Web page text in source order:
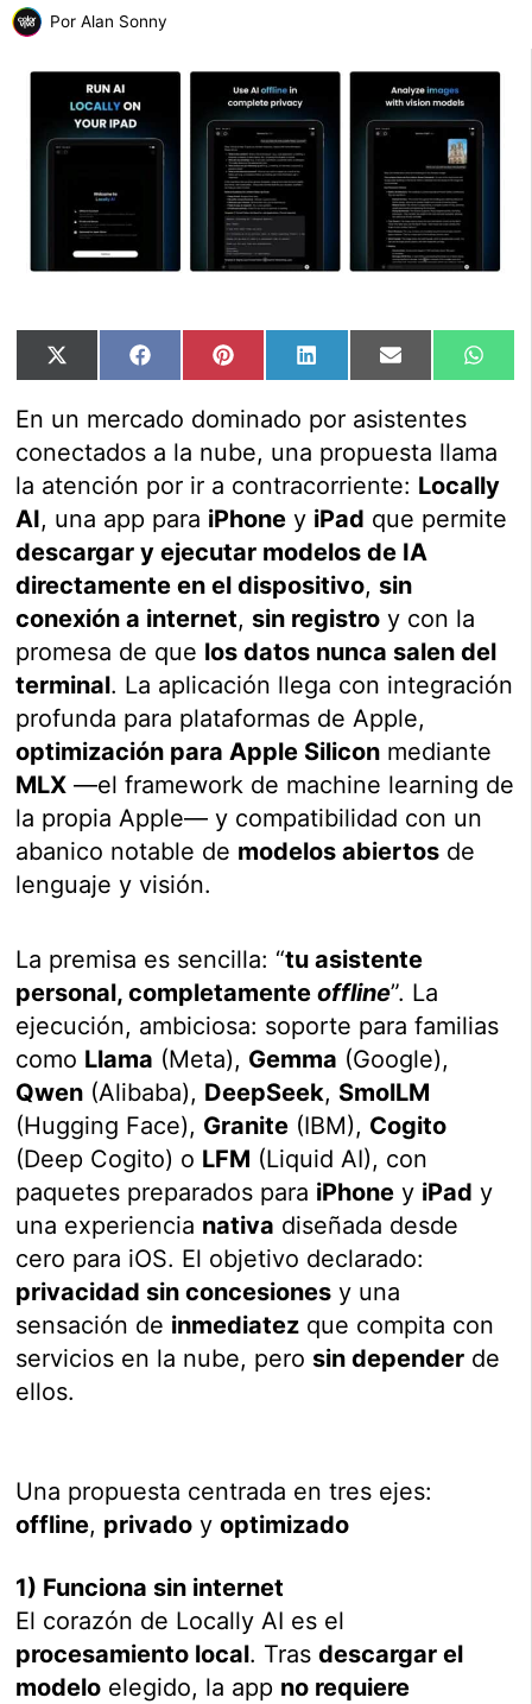
Por Alan Sonny
Compartir
en
X
(Twitter)
Compartir
en
FacebookCompartir
en
PinterestCompartir
en
LinkedInCompartir
en
Email
en
En un mercado dominado por asistentes
conectados a la nube, una propuesta llama
la atención por ir a contracorriente: Locally
AI, una app para iPhone y iPad que permite
descargar y ejecutar modelos de IA
directamente en el dispositivo, sin
conexión a internet, sin registro y con la
promesa de que los datos nunca salen del
terminal. La aplicación llega con integración
profunda para plataformas de Apple,
optimización para Apple Silicon mediante
MLX —el framework de machine learning de
la propia Apple— y compatibilidad con un
abanico notable de modelos abiertos de
lenguaje y visión.
La premisa es sencilla: “tu asistente
personal, completamenteoffline”. La
ejecución, ambiciosa: soporte para familias
como Llama (Meta), Gemma (Google),
Qwen (Alibaba), DeepSeek, SmolLM
(Hugging Face), Granite (IBM), Cogito
(Deep Cogito) o LFM (Liquid AI), con
paquetes preparados para iPhone y iPad y
una experiencia nativa diseñada desde
cero para iOS. El objetivo declarado:
privacidad sin concesiones y una
sensación de inmediatez que compita con
servicios en la nube, pero sin depender de
ellos.
Una propuesta centrada en tres ejes:
offline, privado yoptimizado
1) Funciona sin internet
El corazón de Locally AI es el
procesamiento local. Trasdescargar el
modelo elegido, la app no requiere